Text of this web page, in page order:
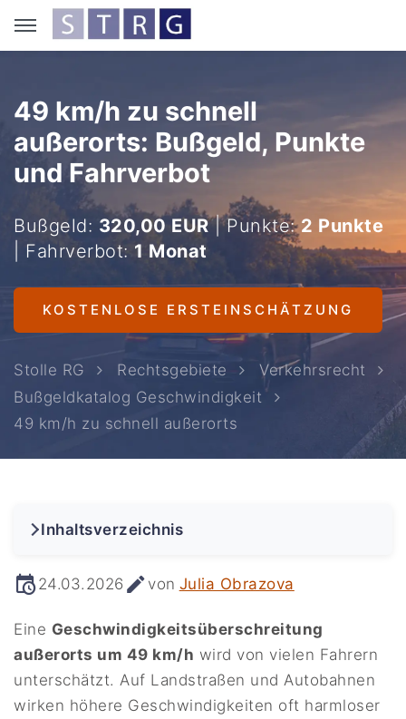
49 km/h zu schnell
außerorts: Bußgeld, Punkte
und Fahrverbot
Bußgeld: 320,00 EUR| Punkte:2 Punkte
| Fahrverbot: 1 Monat
KOSTENLOSE ERSTEINSCHÄTZUNG
Stolle RG Rechtsgebiete
Verkehrsrecht
Bußgeldkatalog Geschwindigkeit
49 km/h zu schnell außerorts
24.03.2026 von Julia Obrazova
Eine Geschwindigkeitsüberschreitung
außerorts um 49 km/h wird von vielen Fahrern
unterschätzt. Auf Landstraßen und Autobahnen
wirken höhere Geschwindigkeiten oft harmloser
Inhaltsverzeichnis